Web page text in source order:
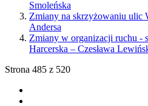
Smoleńska
Zmiany na skrzyżowaniu ulic
Andersa
Zmiany w organizacji ruchu -
Harcerska – Czesława
Strona 485 z 520